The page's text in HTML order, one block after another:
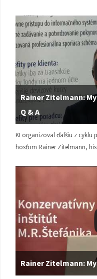
Rainer Zitelmann:
Q & A
KI organizoval ďalšiu z cyklu
hosťom Rainer Zitelmann,
Rainer Zitelmann: